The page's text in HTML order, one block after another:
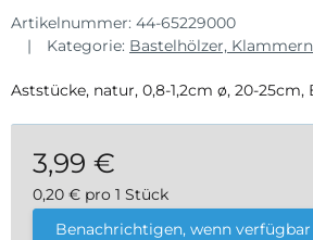
Artikelnummer: 44-65229000
Kategorie: Bastelhölzer, Klammern
Aststücke, natur, 0,8-1,2cm ø, 20-25cm,
3,99 €
0,20 € pro 1 Stück
inkl. 19% USt. , zzgl.
Benachrichtigen, wenn verfügbar